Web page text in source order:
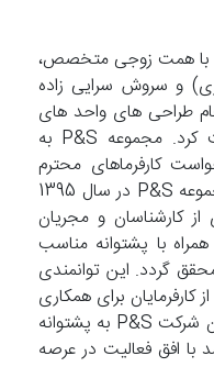
دفتر ساختمانی P&S در سال 1392 با همت زوجی متخصص،
و سروش سرایی زاده
طراحی های واحد های
مسکونی و تجاری آغاز به فعالیت کرد. مجموعه P&S به
کارفرماهای محترم
مبنی بر اجرای طراحی ها توسط مجموعه P&S در سال 1395
کارشناسان و مجریان
با پشتوانه مناسب
گردد. این توانمندی
برای همکاری
با شرکت P&S شده است. هم اکنون شرکت P&S به پشتوانه
با افق فعالیت در عرصه